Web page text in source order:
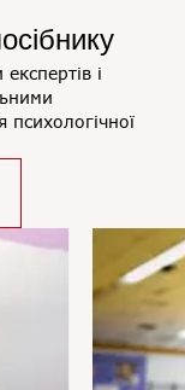
і
психологічної